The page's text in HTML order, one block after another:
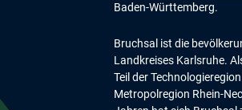
Baden-Württemberg.
Bruchsal ist die
Landkreises Karlsruhe.
Teil der
Metropolregion Rhein-